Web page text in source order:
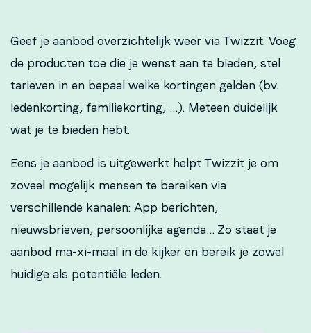
Geef je aanbod overzichtelijk weer via Twizzit. Voeg
de producten toe die je wenst aan te bieden, stel
tarieven in en bepaal welke kortingen gelden (bv.
ledenkorting, familiekorting, …). Meteen duidelijk
wat je te bieden hebt.
Eens je aanbod is uitgewerkt helpt Twizzit je om
zoveel mogelijk mensen te bereiken via
verschillende kanalen: App berichten,
nieuwsbrieven, persoonlijke agenda… Zo staat je
aanbod ma-xi-maal in de kijker en bereik je zowel
huidige als potentiële leden.